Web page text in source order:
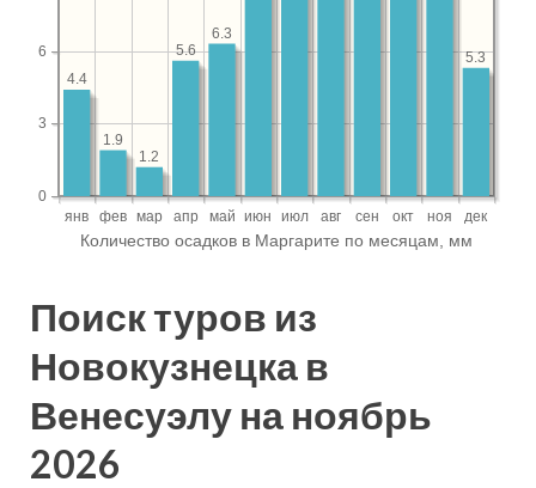
Поиск туров из
Новокузнецка в
Венесуэлу на ноябрь
2026